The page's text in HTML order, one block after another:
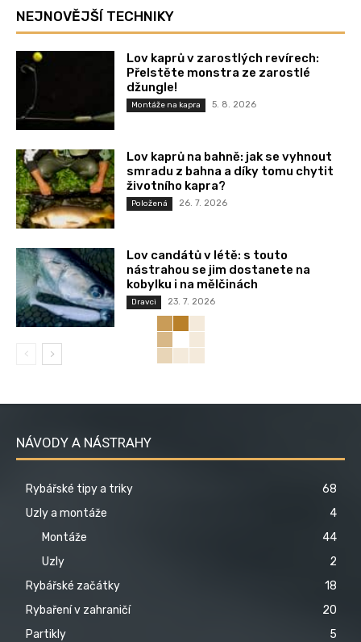
NEJNOVĚJŠÍ TECHNIKY
Lov kaprů v zarostlých revírech:
Přelstěte monstra ze zarostlé
džungle!
Montáže na kapra 5. 8. 2026
Lov kaprů na bahně: jak se vyhnout
smradu z bahna a díky tomu chytit
životního kapra?
Položená 26. 7. 2026
Lov candátů v létě: s touto
nástrahou se jim dostanete na
kobylku i na mělčinách
Dravci 23. 7. 2026
NÁVODY A NÁSTRAHY
Rybářské tipy a triky
68
Uzly a montáže
4
Montáže
44
Uzly
2
Rybářské začátky
18
Rybaření v zahraničí
20
Partikly
5